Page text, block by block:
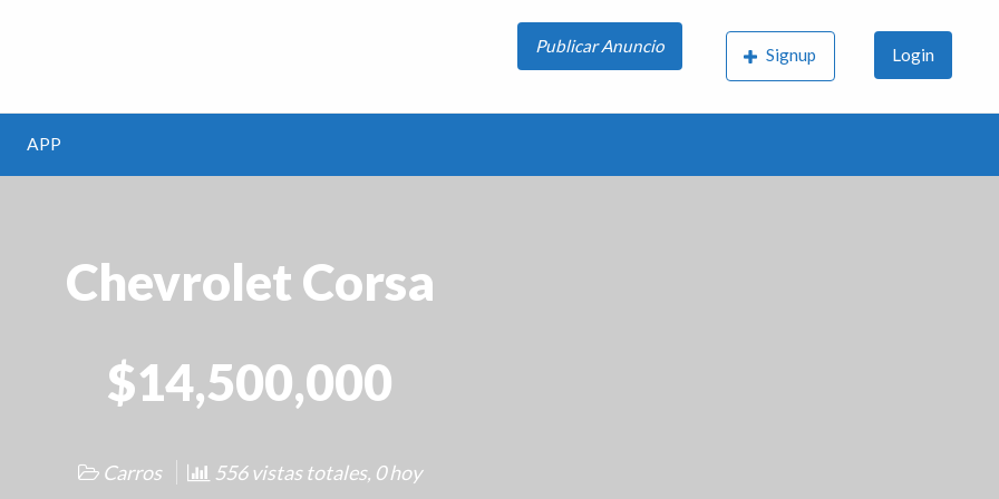
Publicar Anuncio Signup Login
APP
Chevrolet Corsa
$14,500,000
Carros 556 vistas totales, 0 hoy